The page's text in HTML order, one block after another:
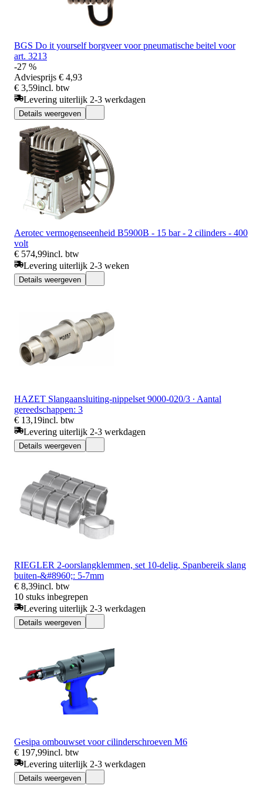
BGS Do it yourself borgveer voor pneumatische beitel voor
art. 3213
-27 %
Adviesprijs € 4,93
€ 3,59incl. btw
Levering uiterlijk 2-3 werkdagen
Details weergeven
Aerotec vermogenseenheid B5900B - 15 bar - 2 cilinders - 400
volt
€ 574,99incl. btw
Levering uiterlijk 2-3 weken
Details weergeven
HAZET Slangaansluiting-nippelset 9000-020/3 ∙ Aantal
gereedschappen: 3
€ 13,19incl. btw
Levering uiterlijk 2-3 werkdagen
Details weergeven
RIEGLER 2-oorslangklemmen, set 10-delig, Spanbereik slang
buiten-&#8960;: 5-7mm
€ 8,39incl. btw
10 stuks inbegrepen
Levering uiterlijk 2-3 werkdagen
Details weergeven
Gesipa ombouwset voor cilinderschroeven M6
€ 197,99incl. btw
Levering uiterlijk 2-3 werkdagen
Details weergeven